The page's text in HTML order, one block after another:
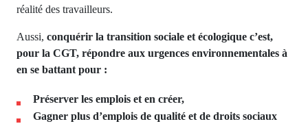
réalité des travailleurs.
Aussi, conquérir la transition sociale et écologique c’est,
pour la CGT, répondre aux urgences environnementales à
en se battant pour :
Préserver les emplois et en créer,
Gagner plus d’emplois de qualité et de droits sociaux